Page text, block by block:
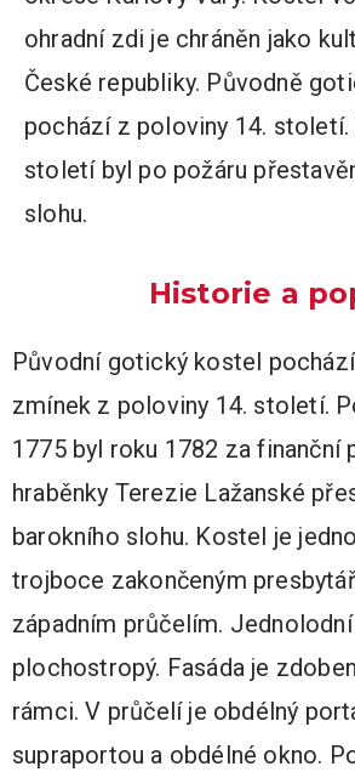
ohradní zdi je chráněn jako
České republiky. Původně
pochází z poloviny 14. století.
století byl po požáru
slohu.
Historie a
Původní gotický kostel
zmínek z poloviny 14. století.
1775 byl roku 1782 za finanční
hraběnky Terezie Lažanské
barokního slohu. Kostel je
trojboce zakončeným
západním průčelím.
plochostropý. Fasáda je
rámci. V průčelí je obdélný
supraportou a obdélné okno.